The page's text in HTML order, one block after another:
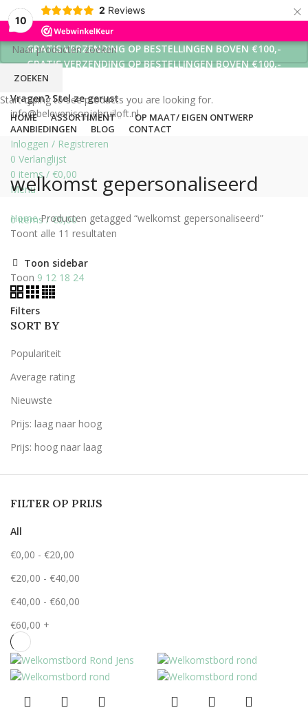
10
2 Reviews ×
GRATIS VERZENDING OP BESTELLINGEN BOVEN €100,-
GRATIS VERZENDING OP BESTELLINGEN BOVEN €100,-
GRATIS VERZENDING OP BESTELLINGEN BOVEN €100,-
Vragen? Stel ze gerust
info@belevenisopjebruiloft.nl
Inloggen / Registreren
0 Verlanglijst
0 items / €0,00
Menu
0items / €0,00
HOME ASSORTIMENT
OP MAAT/ EIGEN ONTWERP
AANBIEDINGEN
BLOG CONTACT
welkomst gepersonaliseerd
HomeProducten getagged “welkomst gepersonaliseerd”
Toont alle 11 resultaten
Toon sidebar
Toon 9 12 18 24
Filters
SORT BY
Populariteit
Average rating
Nieuwste
Prijs: laag naar hoog
Prijs: hoog naar laag
FILTER OP PRIJS
All
€0,00 - €20,00
€20,00 - €40,00
€40,00 - €60,00
€60,00 +
ZOEKEN
Start typing to see products you are looking for.